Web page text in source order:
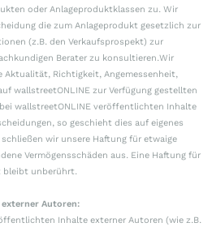
oder Anlageproduktklassen zu. Wir
die zum Anlageprodukt gesetzlich zur
(z.B. den Verkaufsprospekt) zur
Berater zu konsultieren.Wir
Aktualität, Richtigkeit, Angemessenheit,
wallstreetONLINE zur Verfügung gestellten
wallstreetONLINE veröffentlichten Inhalte
so geschieht dies auf eigenes
wir unsere Haftung für etwaige
Vermögensschäden aus. Eine Haftung für
bleibt unberührt.
Autoren:
Inhalte externer Autoren (wie z.B.